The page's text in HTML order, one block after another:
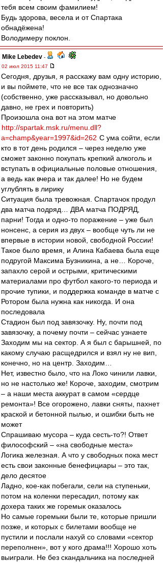
тебя всем своим фамилием!
Будь здорова, весела и от Спартака
обнадёжена!
Володимеру поклон.
Mike Lebedev -
02 июл 2015 11:47
Сегодня, друзья, я расскажу вам одну историю,
и вы поймете, что не все так однозначно
(собственно, уже рассказывал, но довольно
давно, не грех и повторить)
Произошла она вот на этом матче
http://spartak.msk.ru/menu.dll?
a=champ&year=1997&id=262 С ума сойти, если
кто в тот день родился – через неделю уже
сможет законно покупать крепкий алкоголь и
вступать в официальные половые отношения,
а ведь как вчера и так далее! Но не будем
углублять в лирику
Ситуация была тревожная. Спартачок продул
два матча подряд… ДВА матча ПОДРЯД,
парни! Тогда и одно-то поражение – уже был
нонсенс, а серия из двух – вообще чуть ли не
впервые в истории новой, свободной России!
Такое было время, и Алина Кабаева была еще
подругой Максима Бузникина, а не… Короче,
запахло серой и острыми, критическими
материалами про футбол какого-то периода и
прочие тупики, и поддержка команде в матче с
Ротором была нужна как никогда. И она
последовала
Стадион был под завязочку. Ну, почти под
завязочку, а почему почти – сейчас узнаете
Заходим мы на сектор. А я был с барышней, по
какому случаю расщедрился и взял ну не вип,
конечно, но на центр. Заходим…
Нет, известно было, что на Локо чинили лавки,
но не настолько же! Короче, заходим, смотрим
– а наши места аккурат в самом «сердце
ремонта»! Все огорожено, лавки сняты, пахнет
краской и бетонной пылью, и ошибки быть не
может
Спрашиваю мусора – куда сесть-то?! Ответ
философский – «на свободные места»
Логика железная. А что у свободных пока мест
есть свои законные бенефициары – это так,
дело десятое
Ладно, кое-как побегали, сели на ступеньки,
потом на коленки пересадил, потому как
дохера таких же горемык оказалось
Но самые горемыки были те, которые пришли
позже, и которых с билетами вообще не
пустили и послали нахуй со словами «сектор
переполнен», вот у кого драма!!! Хорошо хоть
выиграли. Не без скандальчика на последней